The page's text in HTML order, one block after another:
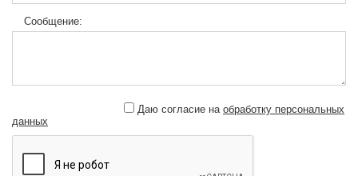
Сообщение:
Даю согласие на обработку персональных
данных